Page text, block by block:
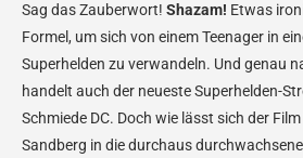
Sag das Zauberwort! Shazam! Etwas
Formel, um sich von einem Teenager in
Superhelden zu verwandeln. Und genau
handelt auch der neueste Superhelden-
Schmiede DC. Doch wie lässt sich der
Sandberg in die durchaus